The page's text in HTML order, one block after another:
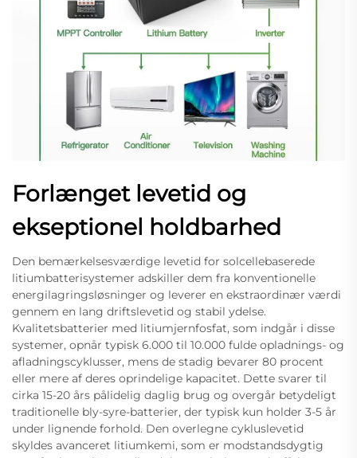
Forlænget levetid og
ekseptionel holdbarhed
Den bemærkelsesværdige levetid for solcellebaserede
litiumbatterisystemer adskiller dem fra konventionelle
energilagringsløsninger og leverer en ekstraordinær værdi
gennem en lang driftslevetid og stabil ydelse.
Kvalitetsbatterier med litiumjernfosfat, som indgår i disse
systemer, opnår typisk 6.000 til 10.000 fulde opladnings- og
afladningscyklusser, mens de stadig bevarer 80 procent
eller mere af deres oprindelige kapacitet. Dette svarer til
cirka 15-20 års pålidelig daglig brug og overgår betydeligt
traditionelle bly-syre-batterier, der typisk kun holder 3-5 år
under lignende forhold. Den overlegne cykluslevetid
skyldes avanceret litiumkemi, som er modstandsdygtig